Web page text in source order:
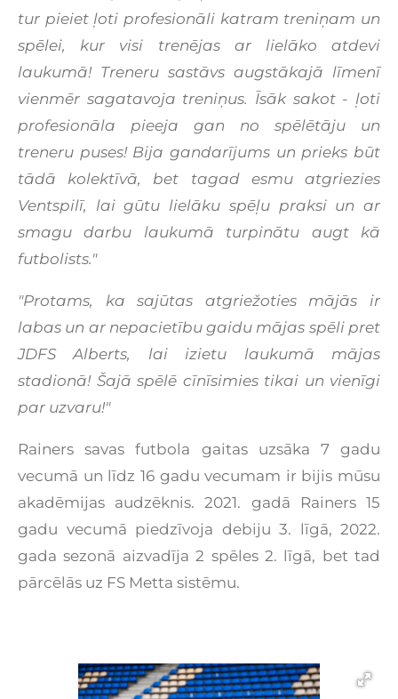
tur pieiet ļoti profesionāli katram treniņam un
spēlei, kur visi trenējas ar lielāko atdevi
laukumā! Treneru sastāvs augstākajā līmenī
vienmēr sagatavoja treniņus. Īsāk sakot - ļoti
profesionāla pieeja gan no spēlētāju un
treneru puses! Bija gandarījums un prieks būt
tādā kolektīvā, bet tagad esmu atgriezies
Ventspilī, lai gūtu lielāku spēļu praksi un ar
smagu darbu laukumā turpinātu augt kā
futbolists."
"Protams, ka sajūtas atgriežoties mājās ir
labas un ar nepacietību gaidu mājas spēli pret
JDFS Alberts, lai izietu laukumā mājas
stadionā! Šajā spēlē cīnīsimies tikai un vienīgi
par uzvaru!"
Rainers savas futbola gaitas uzsāka 7 gadu
vecumā un līdz 16 gadu vecumam ir bijis mūsu
akadēmijas audzēknis. 2021. gadā Rainers 15
gadu vecumā piedzīvoja debiju 3. līgā, 2022.
gada sezonā aizvadīja 2 spēles 2. līgā, bet tad
pārcēlās uz FS Metta sistēmu.